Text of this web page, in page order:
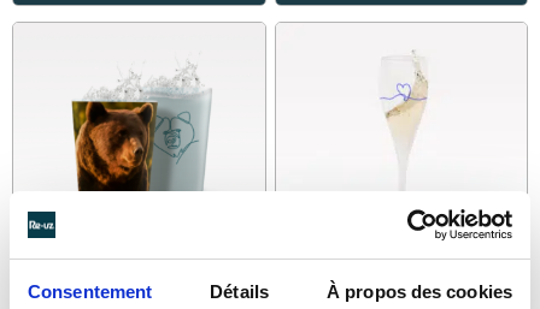
Consentement Détails À propos des cookies